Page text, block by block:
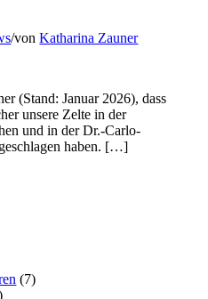
/vonKatharina Zauner
(Stand: Januar 2026), dass
unsere Zelte in der
und in der Dr.-Carlo-
haben. […]
(7)